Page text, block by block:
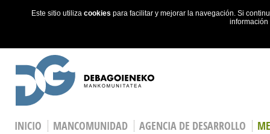
Este sitio utiliza cookies para facilitar y mejorar la navegación. Si
INICIO MANCOMUNIDAD AGENCIA DE DESARROLLO